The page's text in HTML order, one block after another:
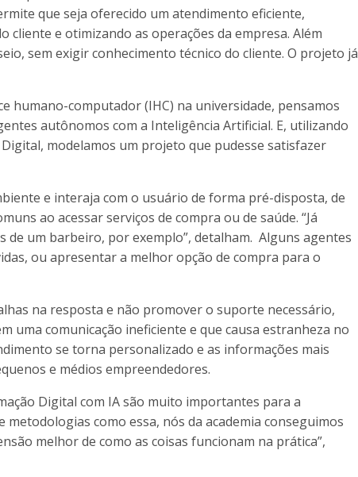
que seja oferecido um atendimento eficiente,
cliente e otimizando as operações da empresa. Além
sem exigir conhecimento técnico do cliente. O projeto já
humano-computador (IHC) na universidade, pensamos
autônomos com a Inteligência Artificial. E, utilizando
modelamos um projeto que pudesse satisfazer
e interaja com o usuário de forma pré-disposta, de
ao acessar serviços de compra ou de saúde. “Já
de um barbeiro, por exemplo”, detalham. Alguns agentes
ou apresentar a melhor opção de compra para o
na resposta e não promover o suporte necessário,
uma comunicação ineficiente e que causa estranheza no
se torna personalizado e as informações mais
e médios empreendedores.
Digital com IA são muito importantes para a
como essa, nós da academia conseguimos
melhor de como as coisas funcionam na prática”,